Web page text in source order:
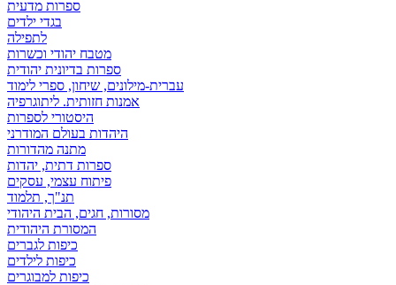
ספרות מדעית
בגדי ילדים
לתפילה
מטבח יהודי וכשרות
ספרות בדיונית יהודית
עברית-מילונים, שיחון, ספרי לימוד
אמנות חזותית. ליתוגרפיה
היסטורי לספרות
היהדות בעולם המודרני
מתנה מהדורות
ספרות דתית, יהדות
פיתוח עצמי, עסקים
תנ"ך, תלמוד
מסורות, חגים, הבית היהודי
המסורת היהודית
כיפות לגברים
כיפות לילדים
כיפות למבוגרים